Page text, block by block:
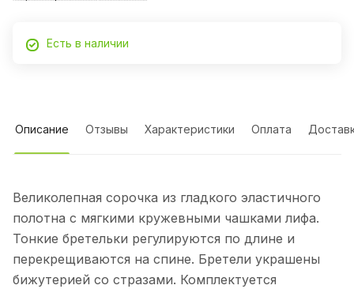
Есть в наличии
Описание Отзывы Характеристики Оплата
Великолепная сорочка из гладкого эластичного
полотна с мягкими кружевными чашками лифа.
Тонкие бретельки регулируются по длине и
перекрещиваются на спине. Бретели украшены
бижутерией со стразами. Комплектуется